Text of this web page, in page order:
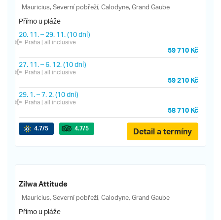
Mauricius, Severní pobřeží, Calodyne, Grand Gaube
Přímo u pláže
20. 11.– 29. 11.(10 dní)
Praha| all inclusive
59 710 Kč
27. 11.–6. 12.(10 dní)
Praha| all inclusive
59 210 Kč
29. 1.–7. 2.(10 dní)
Praha| all inclusive
58 710 Kč
4.7/5 4.7/5 Detail a termíny
Zilwa Attitude
Mauricius, Severní pobřeží, Calodyne, Grand Gaube
Přímo u pláže